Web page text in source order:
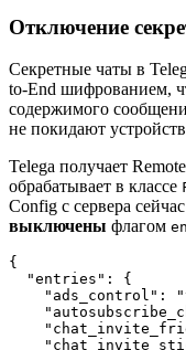
Отключение
Секретные чаты в
to-End шифрованием,
содержимого
не покидают
Telega получает
обрабатывает в классе
Config с сервера
выключены флагом
{
  "entries": {
"ads_control":